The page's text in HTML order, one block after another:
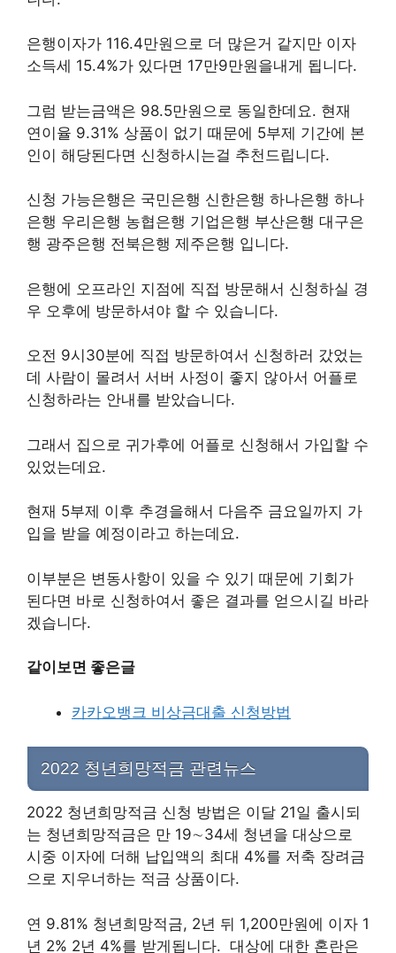
은행이자가 116.4만원으로 더 많은거 같지만 이자
소득세 15.4%가 있다면 17만9만원을내게 됩니다.
그럼 받는금액은 98.5만원으로 동일한데요. 현재
연이율 9.31% 상품이 없기 때문에 5부제 기간에 본
인이 해당된다면 신청하시는걸 추천드립니다.
신청 가능은행은 국민은행 신한은행 하나은행 하나
은행 우리은행 농협은행 기업은행 부산은행 대구은
행 광주은행 전북은행 제주은행 입니다.
은행에 오프라인 지점에 직접 방문해서 신청하실 경
우 오후에 방문하셔야 할 수 있습니다.
오전 9시30분에 직접 방문하여서 신청하러 갔었는
데 사람이 몰려서 서버 사정이 좋지 않아서 어플로
신청하라는 안내를 받았습니다.
그래서 집으로 귀가후에 어플로 신청해서 가입할 수
있었는데요.
현재 5부제 이후 추경을해서 다음주 금요일까지 가
입을 받을 예정이라고 하는데요.
이부분은 변동사항이 있을 수 있기 때문에 기회가
된다면 바로 신청하여서 좋은 결과를 얻으시길 바라
겠습니다.
같이보면 좋은글
카카오뱅크 비상금대출 신청방법
2022 청년희망적금 관련뉴스
2022 청년희망적금 신청 방법은 이달 21일 출시되
는 청년희망적금은 만 19∼34세 청년을 대상으로
시중 이자에 더해 납입액의 최대 4%를 저축 장려금
으로 지우너하는 적금 상품이다.
연 9.81% 청년희망적금, 2년 뒤 1,200만원에 이자 1
년 2% 2년 4%를 받게됩니다. 대상에 대한 혼란은